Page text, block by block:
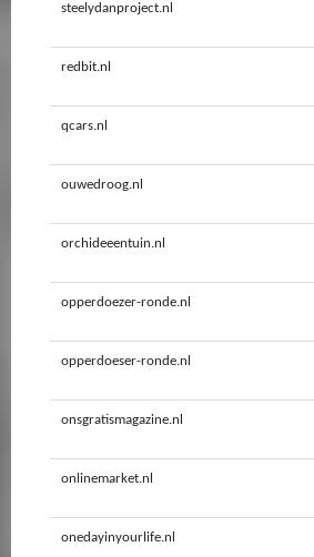
steelydanproject.nl
redbit.nl
qcars.nl
ouwedroog.nl
orchideeentuin.nl
opperdoezer-ronde.nl
opperdoeser-ronde.nl
onsgratismagazine.nl
onlinemarket.nl
onedayinyourlife.nl